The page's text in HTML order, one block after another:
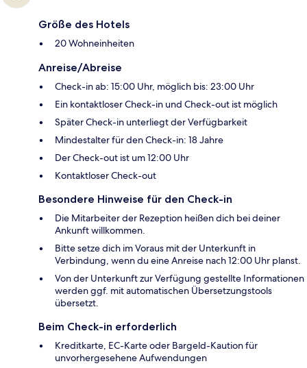
Größe des Hotels
20 Wohneinheiten
Anreise/Abreise
Check-in ab: 15:00 Uhr, möglich bis: 23:00 Uhr
Ein kontaktloser Check-in und Check-out ist möglich
Später Check-in unterliegt der Verfügbarkeit
Mindestalter für den Check-in: 18 Jahre
Der Check-out ist um 12:00 Uhr
Kontaktloser Check-out
Besondere Hinweise für den Check-in
Die Mitarbeiter der Rezeption heißen dich bei deiner
Ankunft willkommen.
Bitte setze dich im Voraus mit der Unterkunft in
Verbindung, wenn du eine Anreise nach 12:00 Uhr planst.
Von der Unterkunft zur Verfügung gestellte Informationen
werden ggf. mit automatischen Übersetzungstools
übersetzt.
Beim Check-in erforderlich
Kreditkarte, EC-Karte oder Bargeld-Kaution für
unvorhergesehene Aufwendungen